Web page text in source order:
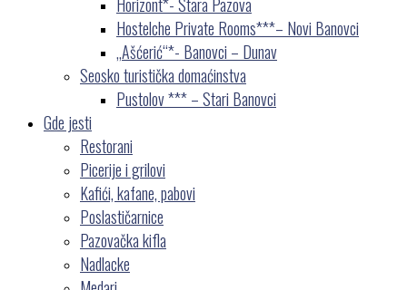
Hostelche Private Rooms***– Novi Banovci
„Ašćerić“*- Banovci – Dunav
Seosko turistička domaćinstva
Pustolov *** – Stari Banovci
Gde jesti
Restorani
Picerije i grilovi
Kafići, kafane, pabovi
Poslastičarnice
Pazovačka kifla
Nadlacke